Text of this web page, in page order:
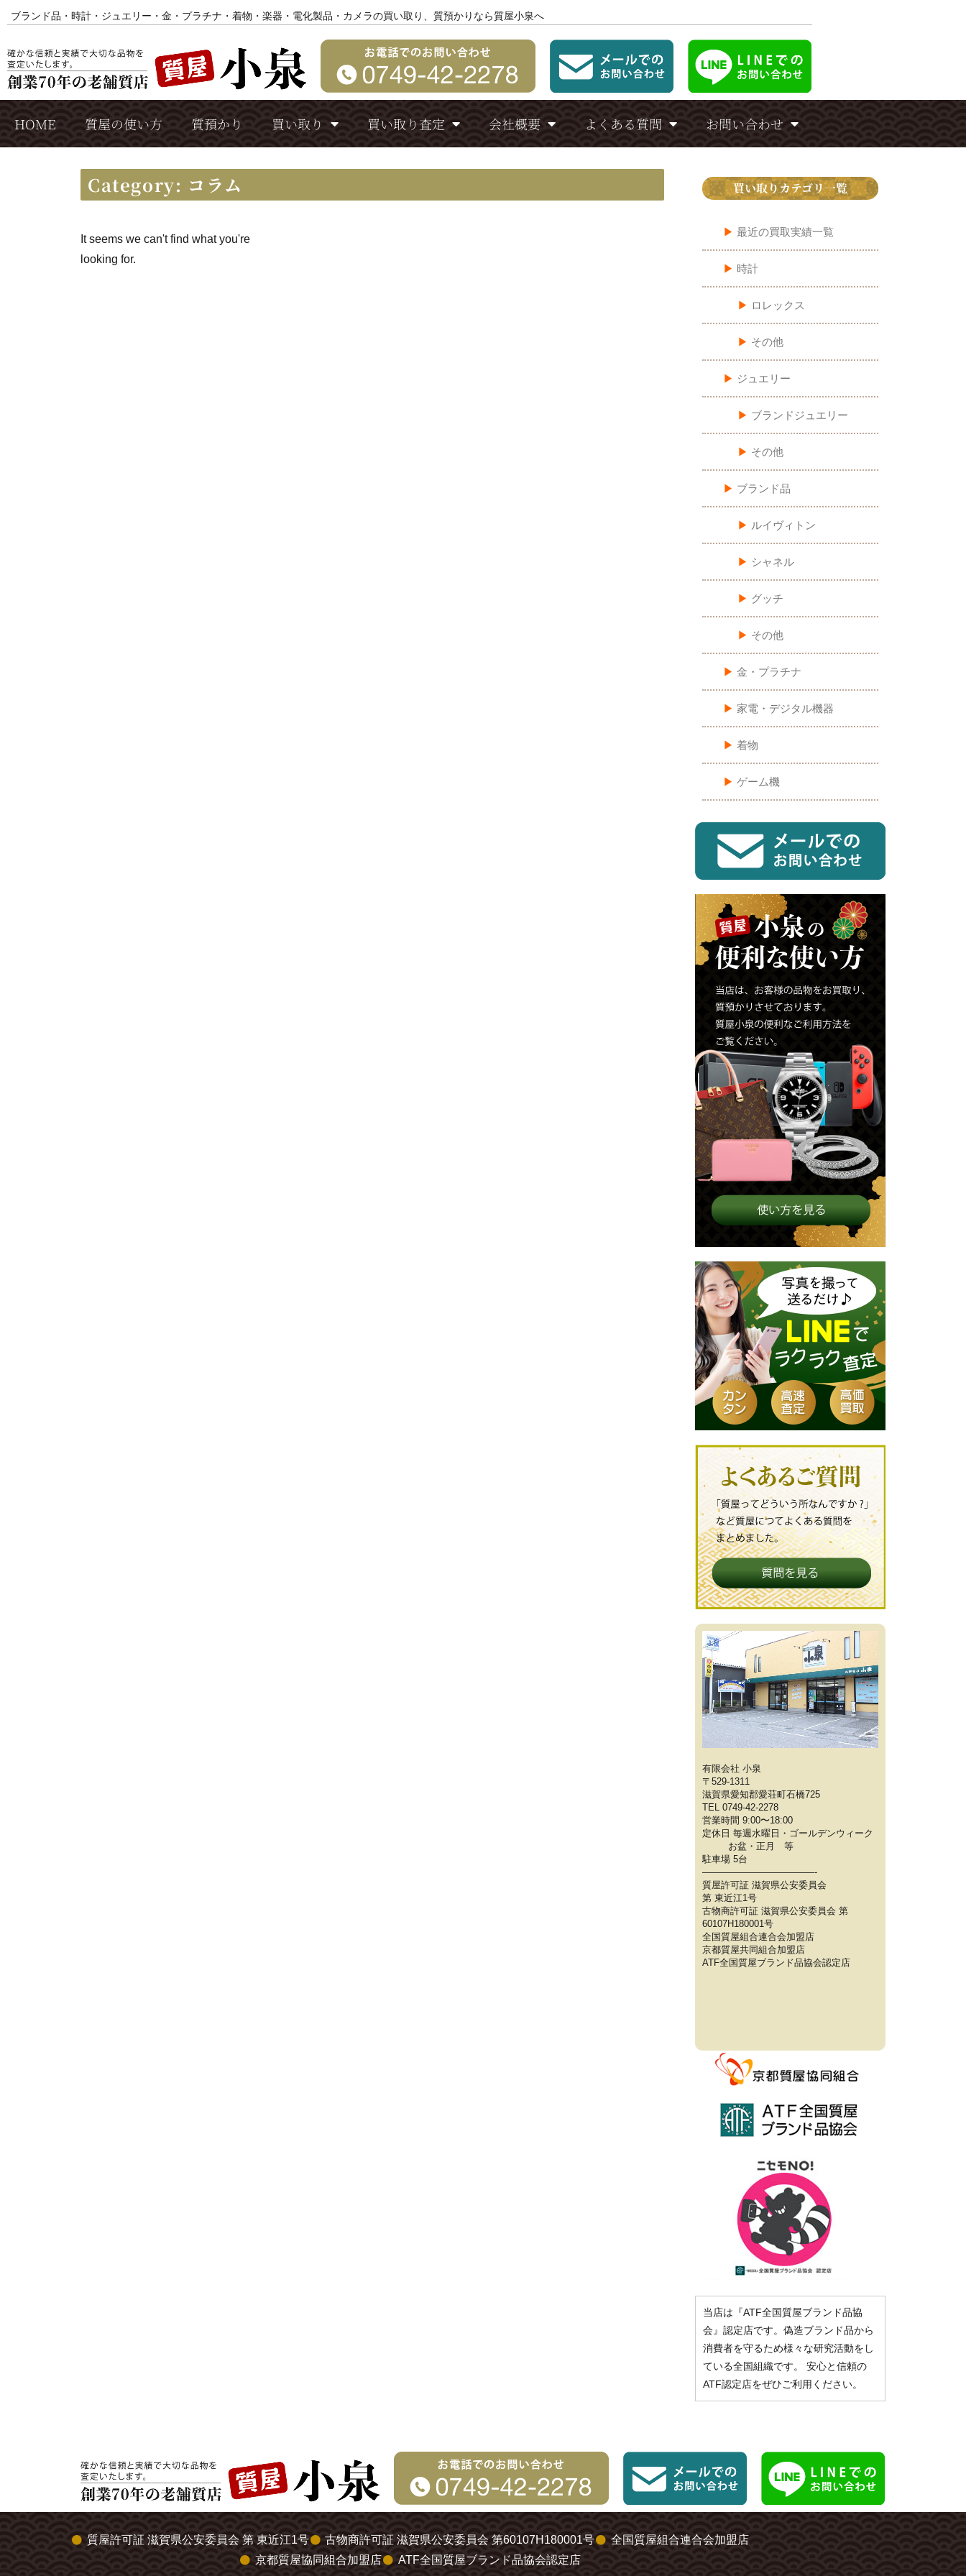
ブランド品・時計・ジュエリー・金・プラチナ・着物・楽器・電化製品・カメラの買い取り、質預かりなら質屋小泉へ
HOME 質屋の使い方 質預かり 買い取り 買い取り査定 会社概要 よくある質問 お問い合わせ
Category: コラム
It seems we can't find what you're
looking for.
買い取りカテゴリ一覧
▶︎ 最近の買取実績一覧
▶︎ 時計
▶︎ ロレックス
▶︎ その他
▶︎ ジュエリー
▶︎ ブランドジュエリー
▶︎ その他
▶︎ ブランド品
▶︎ ルイヴィトン
▶︎ シャネル
▶︎ グッチ
▶︎ その他
▶︎ 金・プラチナ
▶︎ 家電・デジタル機器
▶︎ 着物
▶︎ ゲーム機
有限会社 小泉
〒529-1311
滋賀県愛知郡愛荘町石橋725
TEL 0749-42-2278
営業時間 9:00〜18:00
定休日 毎週水曜日・ゴールデンウィーク
お盆・正月 等
駐車場 5台
————————————-
質屋許可証 滋賀県公安委員会
第 東近江1号
古物商許可証 滋賀県公安委員会 第
60107H180001号
全国質屋組合連合会加盟店
京都質屋共同組合加盟店
ATF全国質屋ブランド品協会認定店
当店は『ATF全国質屋ブランド品協
会』認定店です。偽造ブランド品から
消費者を守るため様々な研究活動をし
ている全国組織です。 安心と信頼の
ATF認定店をぜひご利用ください。
質屋許可証 滋賀県公安委員会 第 東近江1号 古物商許可証 滋賀県公安委員会 第60107H180001号
全国質屋組合連合会加盟店
京都質屋協同組合加盟店
ATF全国質屋ブランド品協会認定店